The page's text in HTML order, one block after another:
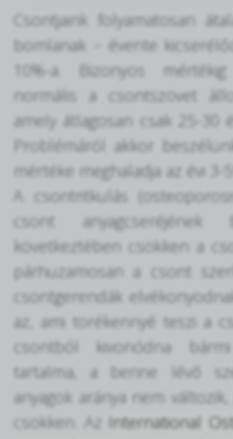
Csontjaink folyamatosan
bomlanak – évente
10%-a. Bizonyos
normális a csontszövet
amely átlagosan csak 25-30
Problémáról akkor
mértéke meghaladja az évi 3-
A csontritkulás
csont anyagcseréjének
következtében csökken a
párhuzamosan a csont
csontgerendák
az, ami törékennyé teszi a
csontból kivonódna
tartalma, a benne lévő
anyagok aránya nem
csökken. Az International